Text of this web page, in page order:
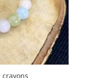
crayons